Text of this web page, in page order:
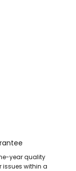
year quality
issues within a